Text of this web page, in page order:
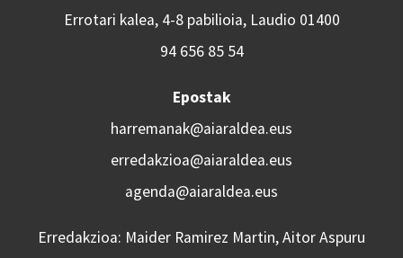
Errotari kalea, 4-8 pabilioia, Laudio 01400
94 656 85 54
Epostak
harremanak@aiaraldea.eus
erredakzioa@aiaraldea.eus
agenda@aiaraldea.eus
Erredakzioa: Maider Ramirez Martin, Aitor Aspuru